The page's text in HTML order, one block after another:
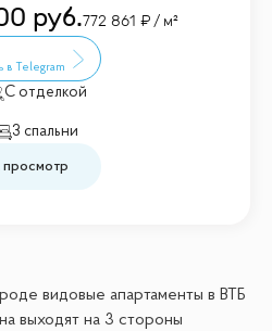
руб.772 861 / м²
С отделкой
3 спальни
просмотр
видовые апартаменты в ВТБ
выходят на 3 стороны